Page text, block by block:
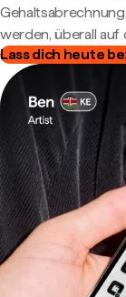
werden, überall auf
Lass dich heute